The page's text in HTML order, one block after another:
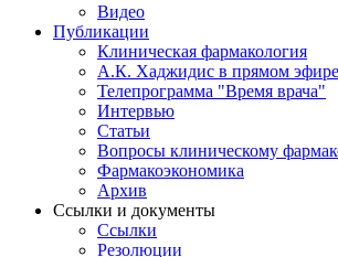
Видео
Публикации
Клиническая фармакология
А.К. Хаджидис в прямом
Телепрограмма "Время врача"
Интервью
Статьи
Вопросы клиническому
Фармакоэкономика
Архив
Ссылки и документы
Ссылки
Резолюции